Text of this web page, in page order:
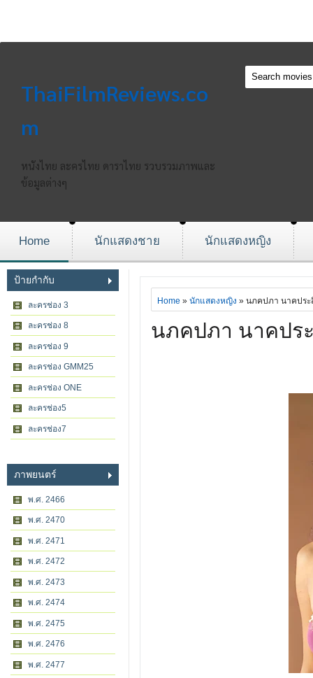
ThaiFilmReviews.co
m
หนังไทย ละครไทย ดาราไทย รวบรวมภาพและ
ข้อมูลต่างๆ
Home นักแสดงชาย นักแสดงหญิง
ป้ายกำกับ
ละครช่อง 3
ละครช่อง 8
ละครช่อง 9
ละครช่อง GMM25
ละครช่อง ONE
ละครช่อง5
ละครช่อง7
ภาพยนตร์
พ.ศ. 2466
พ.ศ. 2470
พ.ศ. 2471
พ.ศ. 2472
พ.ศ. 2473
พ.ศ. 2474
พ.ศ. 2475
พ.ศ. 2476
พ.ศ. 2477
Home » นักแสดงหญิง » นภคปภา นาคประ
นภคปภา นาคปร